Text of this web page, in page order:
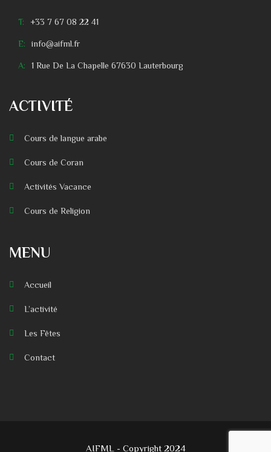
T: +33 7 67 08 22 41
E: info@aifml.fr
A: 1 Rue De La Chapelle 67630 Lauterbourg
ACTIVITÉ
Cours de langue arabe
Cours de Coran
Activités Vacance
Cours de Religion
MENU
Accueil
L’activité
Les Fêtes
Contact
AIFML - Copyright 2024